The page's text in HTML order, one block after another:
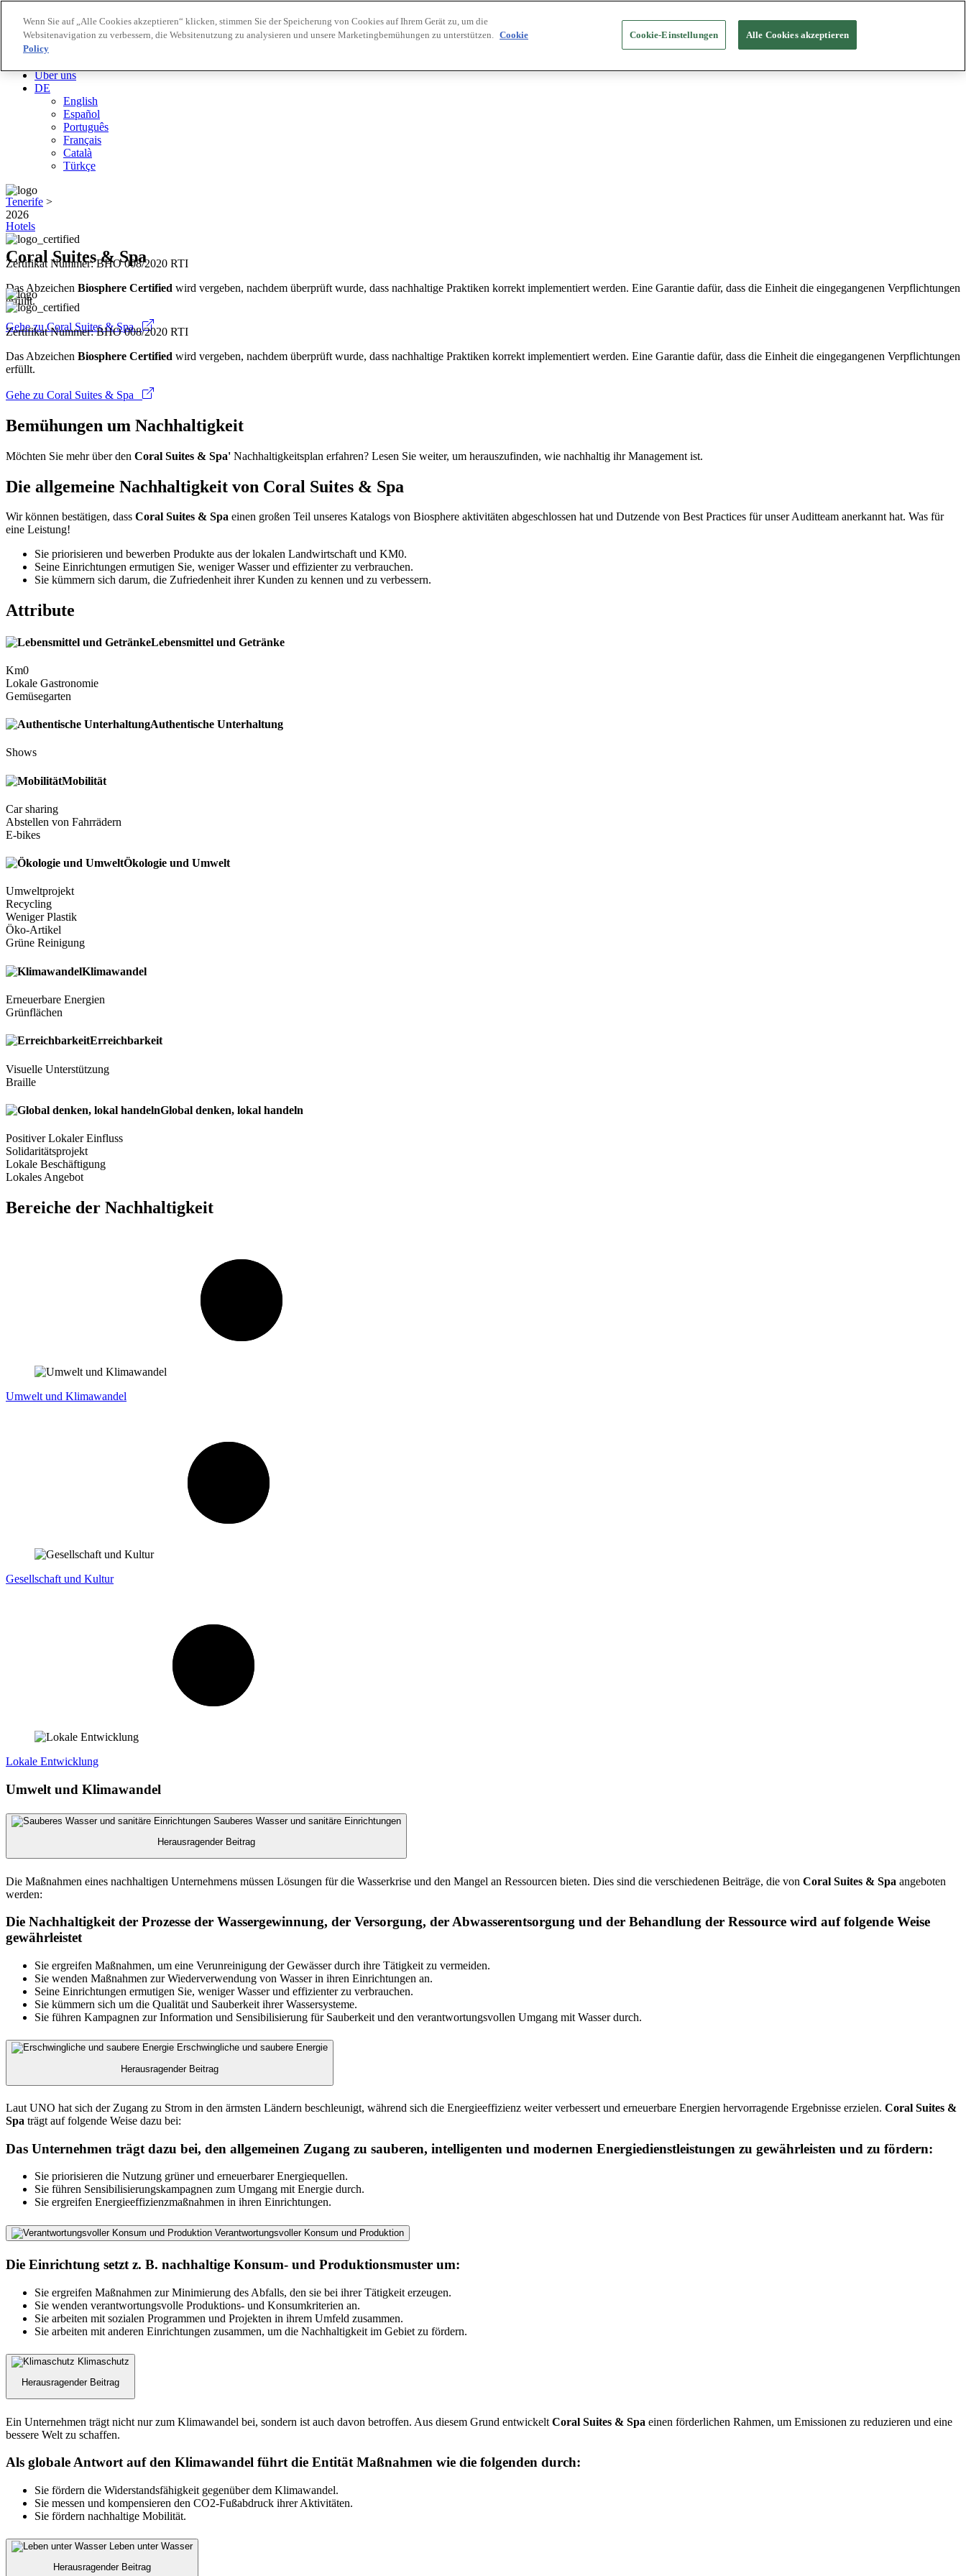
Biosphere Reiseziele
Biosphere Unternehmen
Über uns
DE
English
Español
Português
Français
Català
Türkçe
2026
Zertifikat Nummer: BHO 008/2020 RTI
Das Abzeichen Biosphere Certified wird vergeben, nachdem überprüft wurde, dass nachhaltige Praktiken korrekt implementiert werden. Eine Garantie dafür, dass die Einheit die eingegangenen Verpflichtungen
erfüllt.
Gehe zu Coral Suites & Spa
Tenerife >
Hotels
Coral Suites & Spa
Zertifikat Nummer: BHO 008/2020 RTI
Das Abzeichen Biosphere Certified wird vergeben, nachdem überprüft wurde, dass nachhaltige Praktiken korrekt implementiert werden. Eine Garantie dafür, dass die Einheit die eingegangenen Verpflichtungen
erfüllt.
Gehe zu Coral Suites & Spa
Bemühungen um Nachhaltigkeit
Möchten Sie mehr über den Coral Suites & Spa' Nachhaltigkeitsplan erfahren? Lesen Sie weiter, um herauszufinden, wie nachhaltig ihr Management ist.
Die allgemeine Nachhaltigkeit von Coral Suites & Spa
Wir können bestätigen, dass Coral Suites & Spa einen großen Teil unseres Katalogs von Biosphere aktivitäten abgeschlossen hat und Dutzende von Best Practices für unser Auditteam anerkannt hat. Was für
eine Leistung!
Sie priorisieren und bewerben Produkte aus der lokalen Landwirtschaft und KM0.
Seine Einrichtungen ermutigen Sie, weniger Wasser und effizienter zu verbrauchen.
Sie kümmern sich darum, die Zufriedenheit ihrer Kunden zu kennen und zu verbessern.
Attribute
Lebensmittel und Getränke
Km0
Lokale Gastronomie
Gemüsegarten
Authentische Unterhaltung
Shows
Mobilität
Car sharing
Abstellen von Fahrrädern
E-bikes
Ökologie und Umwelt
Umweltprojekt
Recycling
Weniger Plastik
Öko-Artikel
Grüne Reinigung
Klimawandel
Erneuerbare Energien
Grünflächen
Erreichbarkeit
Visuelle Unterstützung
Braille
Global denken, lokal handeln
Positiver Lokaler Einfluss
Solidaritätsprojekt
Lokale Beschäftigung
Lokales Angebot
Bereiche der Nachhaltigkeit
Umwelt und Klimawandel
Gesellschaft und Kultur
Lokale Entwicklung
Umwelt und Klimawandel
Sauberes Wasser und sanitäre Einrichtungen
Herausragender Beitrag
Die Maßnahmen eines nachhaltigen Unternehmens müssen Lösungen für die Wasserkrise und den Mangel an Ressourcen bieten. Dies sind die verschiedenen Beiträge, die von Coral Suites & Spa angeboten
werden:
Die Nachhaltigkeit der Prozesse der Wassergewinnung, der Versorgung, der Abwasserentsorgung und der Behandlung der Ressource wird auf folgende Weise
gewährleistet
Sie ergreifen Maßnahmen, um eine Verunreinigung der Gewässer durch ihre Tätigkeit zu vermeiden.
Sie wenden Maßnahmen zur Wiederverwendung von Wasser in ihren Einrichtungen an.
Seine Einrichtungen ermutigen Sie, weniger Wasser und effizienter zu verbrauchen.
Sie kümmern sich um die Qualität und Sauberkeit ihrer Wassersysteme.
Sie führen Kampagnen zur Information und Sensibilisierung für Sauberkeit und den verantwortungsvollen Umgang mit Wasser durch.
Erschwingliche und saubere Energie
Herausragender Beitrag
Laut UNO hat sich der Zugang zu Strom in den ärmsten Ländern beschleunigt, während sich die Energieeffizienz weiter verbessert und erneuerbare Energien hervorragende Ergebnisse erzielen. Coral Suites &
Spa trägt auf folgende Weise dazu bei:
Das Unternehmen trägt dazu bei, den allgemeinen Zugang zu sauberen, intelligenten und modernen Energiedienstleistungen zu gewährleisten und zu fördern:
Sie priorisieren die Nutzung grüner und erneuerbarer Energiequellen.
Sie führen Sensibilisierungskampagnen zum Umgang mit Energie durch.
Sie ergreifen Energieeffizienzmaßnahmen in ihren Einrichtungen.
Verantwortungsvoller Konsum und Produktion
Die Einrichtung setzt z. B. nachhaltige Konsum- und Produktionsmuster um:
Sie ergreifen Maßnahmen zur Minimierung des Abfalls, den sie bei ihrer Tätigkeit erzeugen.
Sie wenden verantwortungsvolle Produktions- und Konsumkriterien an.
Sie arbeiten mit sozialen Programmen und Projekten in ihrem Umfeld zusammen.
Sie arbeiten mit anderen Einrichtungen zusammen, um die Nachhaltigkeit im Gebiet zu fördern.
Klimaschutz
Herausragender Beitrag
Ein Unternehmen trägt nicht nur zum Klimawandel bei, sondern ist auch davon betroffen. Aus diesem Grund entwickelt Coral Suites & Spa einen förderlichen Rahmen, um Emissionen zu reduzieren und eine
bessere Welt zu schaffen.
Als globale Antwort auf den Klimawandel führt die Entität Maßnahmen wie die folgenden durch:
Sie fördern die Widerstandsfähigkeit gegenüber dem Klimawandel.
Sie messen und kompensieren den CO2-Fußabdruck ihrer Aktivitäten.
Sie fördern nachhaltige Mobilität.
Leben unter Wasser
Herausragender Beitrag
Wenn Sie auf „Alle Cookies akzeptieren“ klicken, stimmen Sie der Speicherung von Cookies auf Ihrem Gerät zu, um die
Websitenavigation zu verbessern, die Websitenutzung zu analysieren und unsere Marketingbemühungen zu unterstützen. Cookie
Policy
Cookie-Einstellungen Alle Cookies akzeptieren